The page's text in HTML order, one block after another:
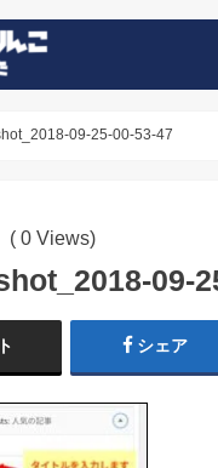
09-25-00-53-47
( 0 Views)
09-
シェア